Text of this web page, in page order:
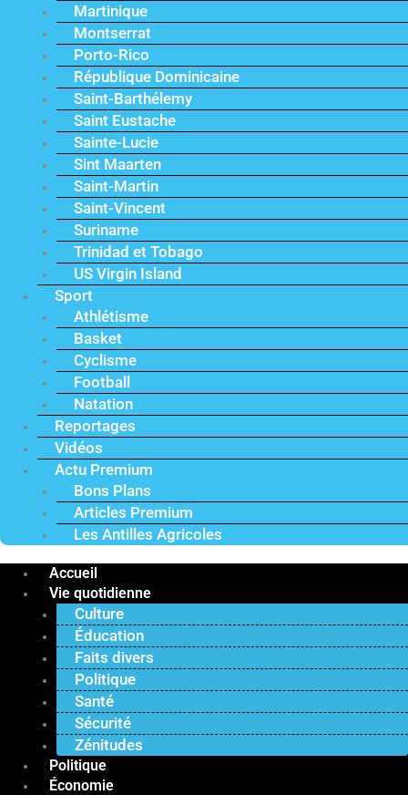
Martinique
Montserrat
Porto-Rico
République Dominicaine
Saint-Barthélemy
Saint Eustache
Sainte-Lucie
Sint Maarten
Saint-Martin
Saint-Vincent
Suriname
Trinidad et Tobago
US Virgin Island
Sport
Athlétisme
Basket
Cyclisme
Football
Natation
Reportages
Vidéos
Actu Premium
Bons Plans
Articles Premium
Les Antilles Agricoles
Accueil
Vie quotidienne
Culture
Éducation
Faits divers
Politique
Santé
Sécurité
Zénitudes
Politique
Économie